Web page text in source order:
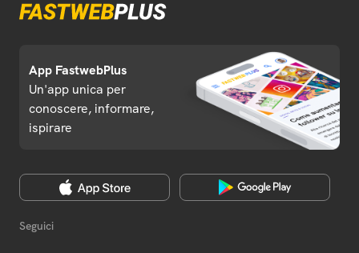
App FastwebPlus
Un'app unica per
conoscere, informare,
ispirare
Seguici